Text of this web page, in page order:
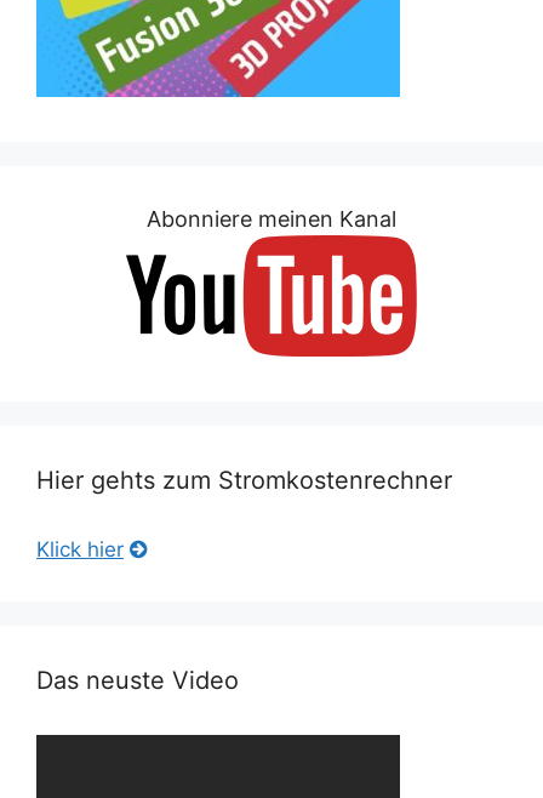
Abonniere meinen Kanal
Hier gehts zum Stromkostenrechner
Klick hier
Das neuste Video